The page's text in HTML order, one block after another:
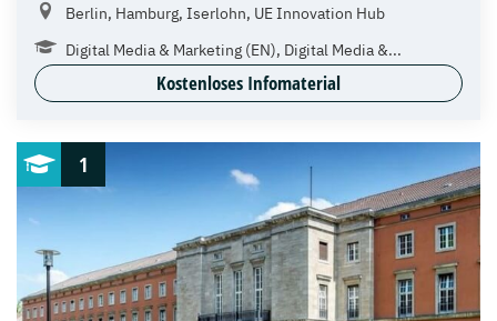
Berlin, Hamburg, Iserlohn, UE Innovation Hub
Digital Media & Marketing (EN), Digital Media &...
Kostenloses Infomaterial
1